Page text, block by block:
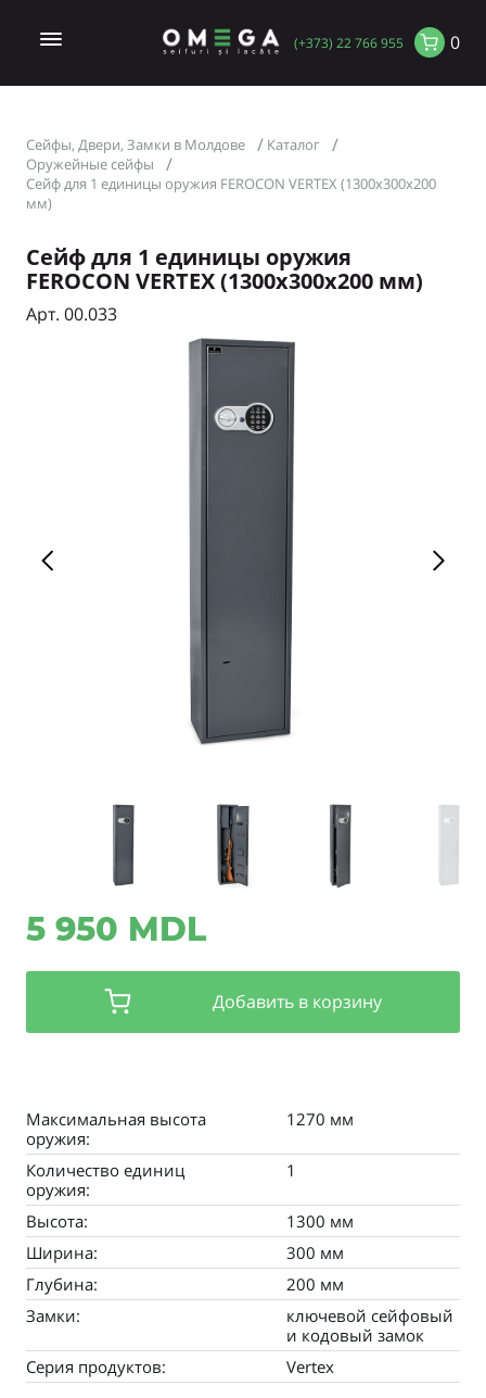
(+373) 22 766 955 0
Сейфы, Двери, Замки в Молдове
Каталог
Оружейные сейфы
Сейф для 1 единицы оружия FEROCON VERTEX (1300x300x200
мм)
Сейф для 1 единицы оружия
FEROCON VERTEX (1300x300x200 мм)
Арт. 00.033
5 950 MDL
Добавить в корзину
Максимальная высота
оружия:
1270 мм
Количество единиц
оружия:
1
Высота:
1300 мм
Ширина:
300 мм
Глубина:
200 мм
Замки:
ключевой сейфовый
и кодовый замок
Серия продуктов:
Vertex